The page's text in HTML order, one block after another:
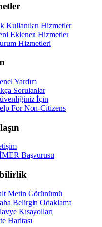
Kullanılan Hizmetler
Eklenen Hizmetler
Hizmetleri
Yardım
Sorulanlar
İçin
For Non-Citizens
Başvurusu
Metin Görünümü
Belirgin Odaklama
Kısayolları
Haritası